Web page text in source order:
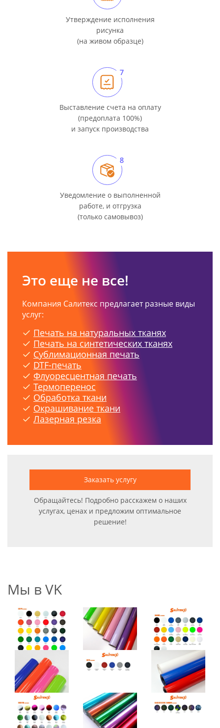
Утверждение исполнения
рисунка
(на живом образце)
Выставление счета на оплату
(предоплата 100%)
и запуск производства
Уведомление о выполненной
работе, и отгрузка
(только самовывоз)
Это еще не все!
Компания Салитекс предлагает разные виды
услуг:
Печать на натуральных тканях
Печать на синтетических тканях
Сублимационная печать
DTF-печать
Флуоресцентная печать
Термоперенос
Обработка ткани
Окрашивание ткани
Лазерная резка
Заказать услугу
Обращайтесь! Подробно расскажем о наших
услугах, ценах и предложим оптимальное
решение!
Мы в VK